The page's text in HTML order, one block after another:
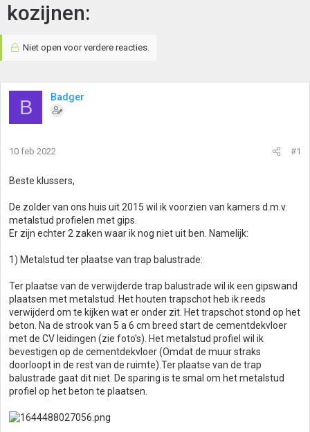
kozijnen:
Niet open voor verdere reacties.
B Badger
10 feb 2022 #1
Beste klussers,
De zolder van ons huis uit 2015 wil ik voorzien van kamers d.m.v.
metalstud profielen met gips.
Er zijn echter 2 zaken waar ik nog niet uit ben. Namelijk:
1) Metalstud ter plaatse van trap balustrade:
Ter plaatse van de verwijderde trap balustrade wil ik een gipswand
plaatsen met metalstud. Het houten trapschot heb ik reeds
verwijderd om te kijken wat er onder zit. Het trapschot stond op het
beton. Na de strook van 5 a 6 cm breed start de cementdekvloer
met de CV leidingen (zie foto's). Het metalstud profiel wil ik
bevestigen op de cementdekvloer (Omdat de muur straks
doorloopt in de rest van de ruimte).Ter plaatse van de trap
balustrade gaat dit niet. De sparing is te smal om het metalstud
profiel op het beton te plaatsen.